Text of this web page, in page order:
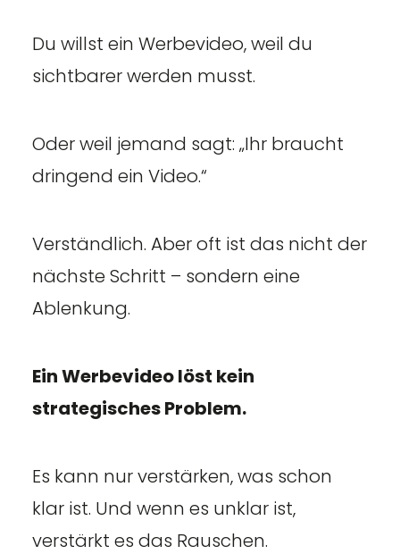
Du willst ein Werbevideo, weil du
sichtbarer werden musst.
Oder weil jemand sagt: „Ihr braucht
dringend ein Video.“
Verständlich. Aber oft ist das nicht der
nächste Schritt – sondern eine
Ablenkung.
Ein Werbevideo löst kein
strategisches Problem.
Es kann nur verstärken, was schon
klar ist. Und wenn es unklar ist,
verstärkt es das Rauschen.